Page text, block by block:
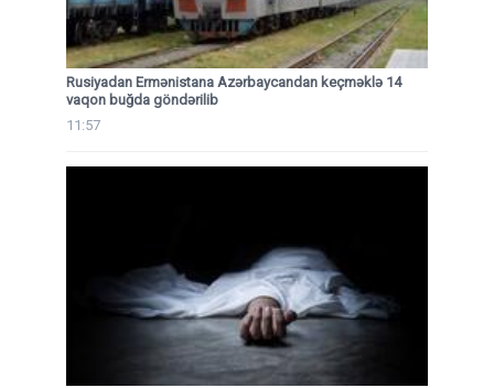
Rusiyadan Ermənistana Azərbaycandan keçməklə 14
vaqon buğda göndərilib
11:57